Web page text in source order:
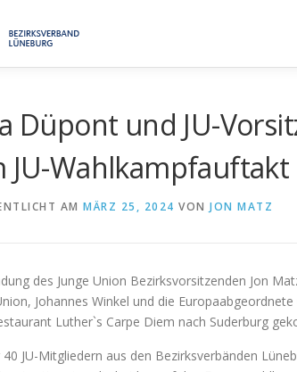
Düpont und JU-
JU-
AM MÄRZ 25, 2024 VON JON MATZ
des Junge Union Bezirksvorsitzenden Jon
Johannes Winkel und die
Luther`s Carpe Diem nach Suderburg
JU-Mitgliedern aus den Bezirksverbänden